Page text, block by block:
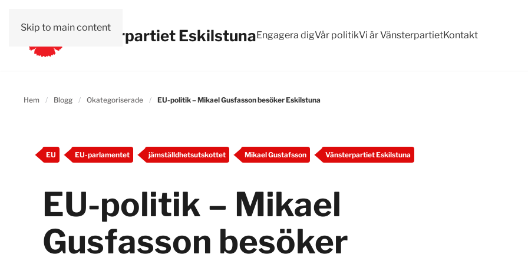
Skip to main contentVänsterpartiet EskilstunaEngagera digVår politikVi är VänsterpartietKontakt
Hem Blogg Okategoriserade EU-politik – Mikael Gusfasson besöker Eskilstuna
EU EU-parlamentet jämställdhetsutskottet Mikael Gustafsson Vänsterpartiet Eskilstuna
EU-politik – Mikael
Gusfasson besöker